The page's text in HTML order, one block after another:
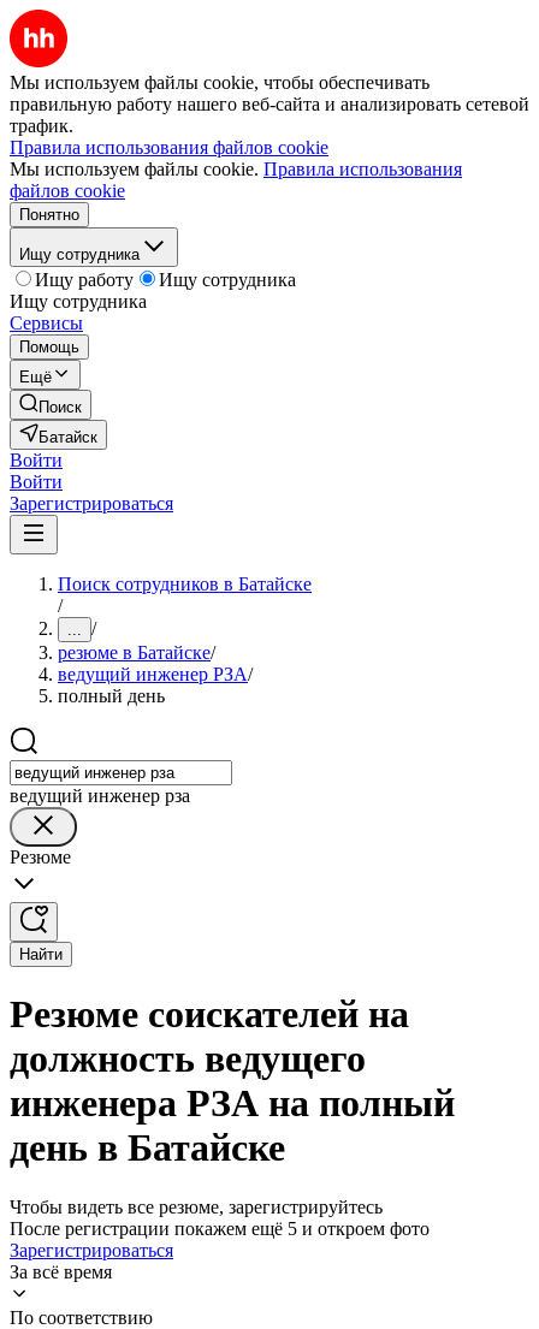
Мы используем файлы cookie, чтобы обеспечивать
правильную работу нашего веб-сайта и анализировать сетевой
трафик.
Правила использования файлов cookie
Мы используем файлы cookie. Правила использования
файлов cookie
Понятно
Ищу сотрудника
Ищу работу
Ищу сотрудника
Ищу сотрудника
Сервисы
Помощь
Ещё
Поиск
Батайск
Войти
Войти
Зарегистрироваться
Поиск сотрудников в Батайске
/
... /
резюме в Батайске/
ведущий инженер РЗА/
полный день
ведущий инженер рза
Резюме
Найти
Резюме соискателей на
должность ведущего
инженера РЗА на полный
день в Батайске
Чтобы видеть все резюме, зарегистрируйтесь
После регистрации покажем ещё 5 и откроем фото
Зарегистрироваться
За всё время
По соответствию